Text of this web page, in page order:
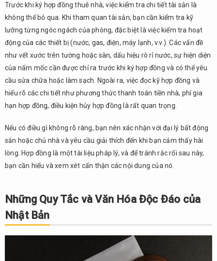
Trước khi ký hợp đồng thuê nhà, việc kiểm tra chi tiết tài sản là
không thể bỏ qua. Khi tham quan tài sản, bạn cần kiểm tra kỹ
lưỡng từng ngóc ngách của phòng, đặc biệt là việc kiểm tra hoạt
động của các thiết bị (nước, gas, điện, máy lạnh, v.v.). Các vấn đề
như vết xước trên tường hoặc sàn, dấu hiệu rò rỉ nước, sự hiện diện
của nấm mốc cần được chỉ ra trước khi ký hợp đồng và có thể yêu
cầu sửa chữa hoặc làm sạch. Ngoài ra, việc đọc kỹ hợp đồng và
hiểu rõ các chi tiết như phương thức thanh toán tiền nhà, phí gia
hạn hợp đồng, điều kiện hủy hợp đồng là rất quan trọng.
Nếu có điều gì không rõ ràng, bạn nên xác nhận với đại lý bất động
sản hoặc chủ nhà và yêu cầu giải thích đến khi bạn cảm thấy hài
lòng. Hợp đồng là một tài liệu pháp lý, và để tránh rắc rối sau này,
bạn cần hiểu và xem xét cẩn thận các nội dung của nó.
Những Quy Tắc và Văn Hóa Độc Đáo của
Nhật Bản